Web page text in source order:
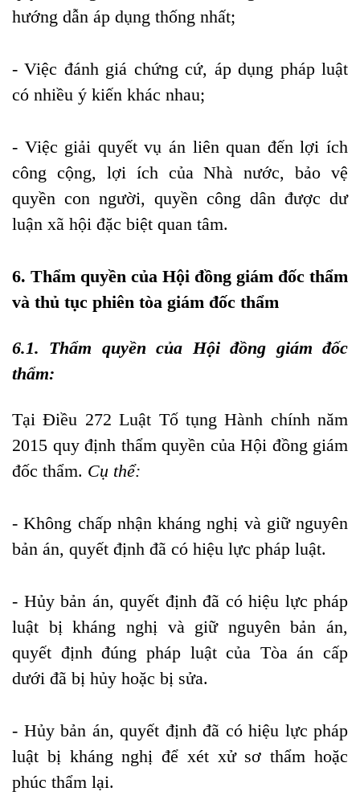
hướng dẫn áp dụng thống nhất;
- Việc đánh giá chứng cứ, áp dụng pháp luật
có nhiều ý kiến khác nhau;
- Việc giải quyết vụ án liên quan đến lợi ích
công cộng, lợi ích của Nhà nước, bảo vệ
quyền con người, quyền công dân được dư
luận xã hội đặc biệt quan tâm.
6. Thẩm quyền của Hội đồng giám đốc thẩm
và thủ tục phiên tòa giám đốc thẩm
6.1. Thẩm quyền của Hội đồng giám đốc
thẩm:
Tại Điều 272 Luật Tố tụng Hành chính năm
2015 quy định thẩm quyền của Hội đồng giám
đốc thẩm. Cụ thể:
- Không chấp nhận kháng nghị và giữ nguyên
bản án, quyết định đã có hiệu lực pháp luật.
- Hủy bản án, quyết định đã có hiệu lực pháp
luật bị kháng nghị và giữ nguyên bản án,
quyết định đúng pháp luật của Tòa án cấp
dưới đã bị hủy hoặc bị sửa.
- Hủy bản án, quyết định đã có hiệu lực pháp
luật bị kháng nghị để xét xử sơ thẩm hoặc
phúc thẩm lại.